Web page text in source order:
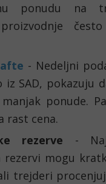
ponudu na
- Nedeljni
iz SAD, pokazuju
ponude.
rast cena.
rezerve -
rezervi mogu
trejderi